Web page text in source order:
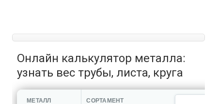
Онлайн калькулятор металла:
узнать вес трубы, листа, круга